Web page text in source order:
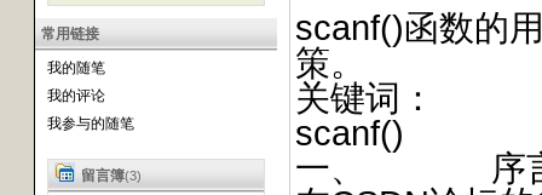
常用链接
我的随笔
我的评论
我参与的随笔
留言簿(3)
scanf()函数的
策。
关键词：
scanf()
一、 序